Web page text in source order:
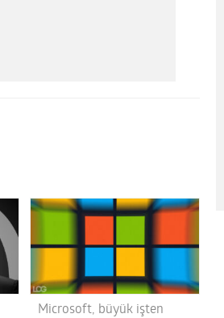
Microsoft, büyük işten